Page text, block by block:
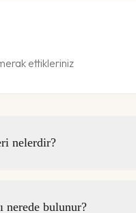
ettikleriniz
nelerdir?
nerede bulunur?